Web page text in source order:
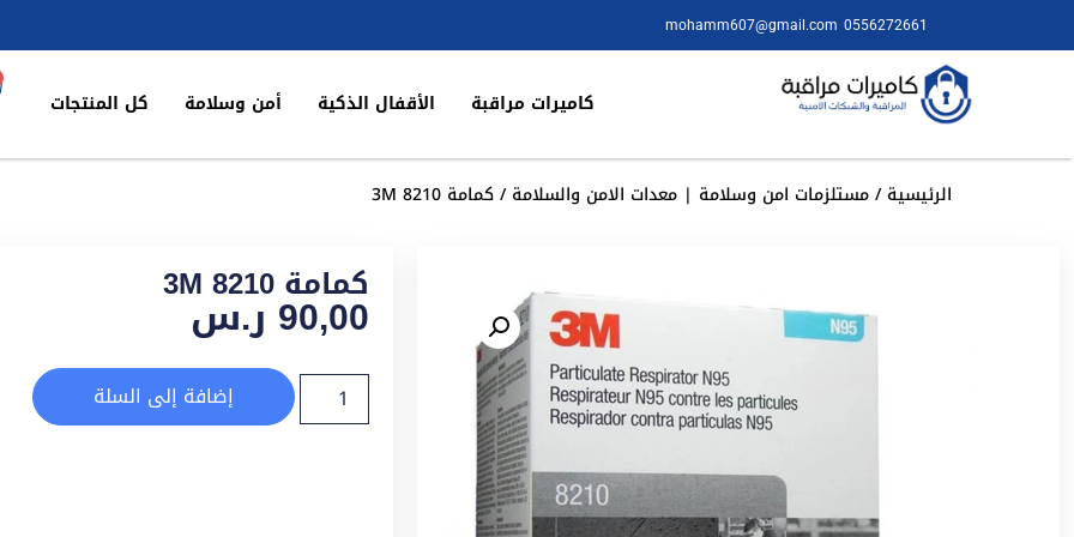
0556272661
mohamm607@gmail.com
كاميرات مراقبة الأقفال الذكية أمن وسلامة كل المنتجات
الرئيسية/مستلزمات امن وسلامة | معدات الامن والسلامة/ كمامة 3M 8210
كمامة 3M 8210
90,00ر.س
إضافة إلى السلة